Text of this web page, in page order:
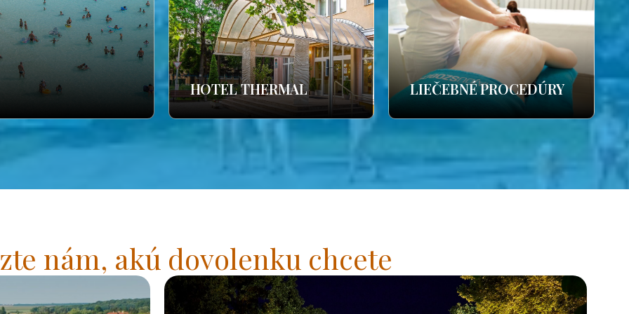
HOTEL THERMAL LIEČEBNÉ PROCEDÚRY
nám, akú dovolenku chcete